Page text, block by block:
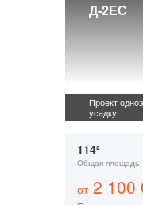
Д-2ЕС
Проект
усадку
114²
Общая площадь
от2 100